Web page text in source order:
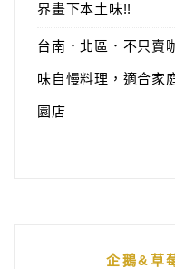
界畫下本土味!!
台南．北區．不只賣
味自慢料理，適合家
園店
企鵝&草